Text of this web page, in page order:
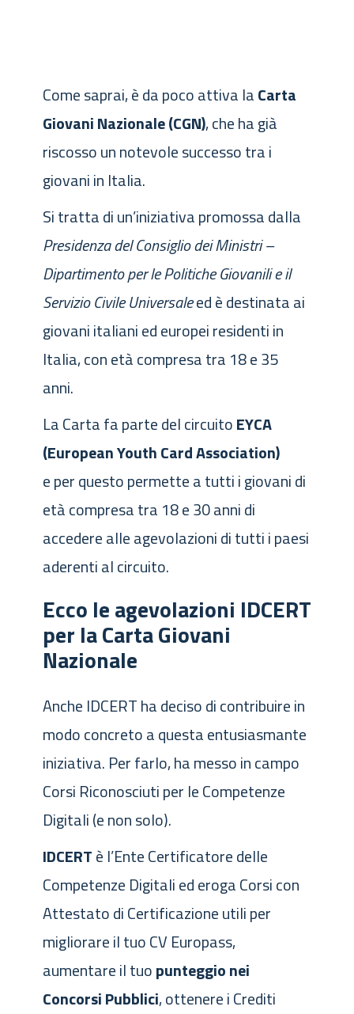
Come saprai, è da poco attiva laCarta
Giovani Nazionale (CGN), che ha già
riscosso un notevole successo tra i
giovani in Italia.
Si tratta di un’iniziativa promossa dalla
Presidenza del Consiglio dei Ministri –
Dipartimento per le Politiche Giovanili e il
Servizio Civile Universaleed è destinata ai
giovani italiani ed europei residenti in
Italia, con età compresa tra 18 e 35
anni.
La Carta fa parte del circuitoEYCA
(European Youth Card Association)
e per questo permette a tutti i giovani di
età compresa tra 18 e 30 anni di
accedere alle agevolazioni di tutti i paesi
aderenti al circuito.
Ecco le agevolazioni IDCERT
per la Carta Giovani
Nazionale​
Anche IDCERT ha deciso di contribuire in
modo concreto a questa entusiasmante
iniziativa. Per farlo, ha messo in campo
Corsi Riconosciuti per le Competenze
Digitali (e non solo).
IDCERTè l’Ente Certificatore delle
Competenze Digitali ed eroga Corsi con
Attestato di Certificazione utili per
migliorare il tuo CV Europass,
aumentare il tuopunteggio nei
Concorsi Pubblici,ottenere i Crediti